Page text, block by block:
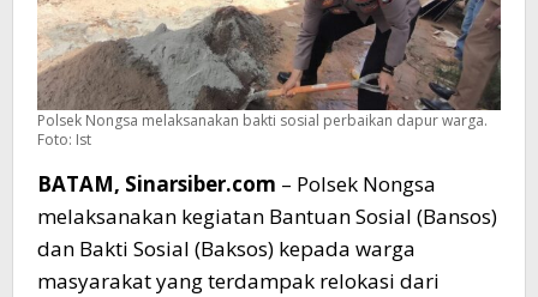
Polsek Nongsa melaksanakan bakti sosial perbaikan dapur warga.
Foto: Ist
BATAM, Sinarsiber.com – Polsek Nongsa
melaksanakan kegiatan Bantuan Sosial (Bansos)
dan Bakti Sosial (Baksos) kepada warga
masyarakat yang terdampak relokasi dari